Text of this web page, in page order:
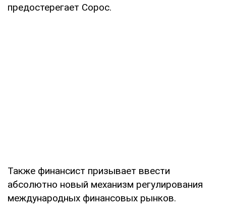
предостерегает Сорос.
Также финансист призывает ввести
абсолютно новый механизм регулирования
международных финансовых рынков.